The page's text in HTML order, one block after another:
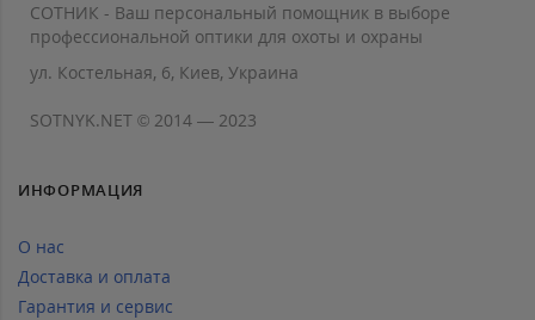
СОТНИК - Ваш персональный помощник в выборе
профессиональной оптики для охоты и охраны
ул. Костельная, 6, Киев, Украина
SOTNYK.NET © 2014 — 2023
ИНФОРМАЦИЯ
О нас
Доставка и оплата
Гарантия и сервис